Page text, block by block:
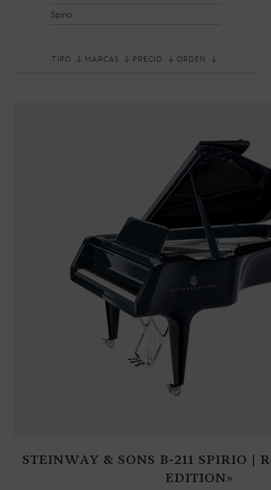
Spirio
TIPO MARCAS PRECIO ORDEN
STEINWAY & SONS B-211 SPIRIO |
EDITION»